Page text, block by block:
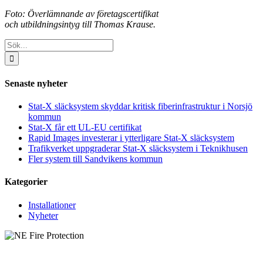
Foto: Överlämnande av företagscertifikat
och utbildningsintyg till Thomas Krause.
Sök
efter:
Senaste nyheter
Stat-X släcksystem skyddar kritisk fiberinfrastruktur i Norsjö
kommun
Stat-X får ett UL-EU certifikat
Rapid Images investerar i ytterligare Stat-X släcksystem
Trafikverket uppgraderar Stat-X släcksystem i Teknikhusen
Fler system till Sandvikens kommun
Kategorier
Installationer
Nyheter